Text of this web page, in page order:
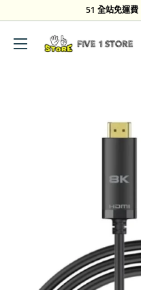
到
51 全站免運費
Five
1